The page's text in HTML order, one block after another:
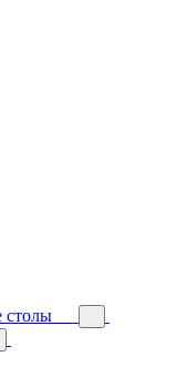
столы